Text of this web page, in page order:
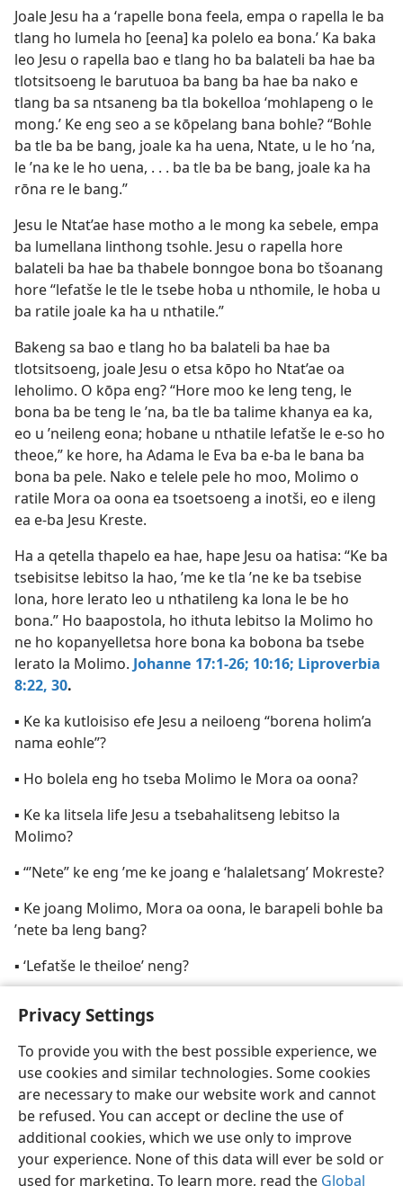
Privacy Settings
To provide you with the best possible experience, we
use cookies and similar technologies. Some cookies
are necessary to make our website work and cannot
be refused. You can accept or decline the use of
additional cookies, which we use only to improve
your experience. None of this data will ever be sold or
used for marketing. To learn more, read the Global
Joale Jesu ha a ‘rapelle bona feela, empa o rapella le ba
tlang ho lumela ho [eena] ka polelo ea bona.’ Ka baka
leo Jesu o rapella bao e tlang ho ba balateli ba hae ba
tlotsitsoeng le barutuoa ba bang ba hae ba nako e
tlang ba sa ntsaneng ba tla bokelloa ‘mohlapeng o le
mong.’ Ke eng seo a se kōpelang bana bohle? “Bohle
ba tle ba be bang, joale ka ha uena, Ntate, u le ho ’na,
le ’na ke le ho uena, . . . ba tle ba be bang, joale ka ha
rōna re le bang.”
Jesu le Ntat’ae hase motho a le mong ka sebele, empa
ba lumellana linthong tsohle. Jesu o rapella hore
balateli ba hae ba thabele bonngoe bona bo tšoanang
hore “lefatše le tle le tsebe hoba u nthomile, le hoba u
ba ratile joale ka ha u nthatile.”
Bakeng sa bao e tlang ho ba balateli ba hae ba
tlotsitsoeng, joale Jesu o etsa kōpo ho Ntat’ae oa
leholimo. O kōpa eng? “Hore moo ke leng teng, le
bona ba be teng le ’na, ba tle ba talime khanya ea ka,
eo u ’neileng eona; hobane u nthatile lefatše le e-so ho
theoe,” ke hore, ha Adama le Eva ba e-ba le bana ba
bona ba pele. Nako e telele pele ho moo, Molimo o
ratile Mora oa oona ea tsoetsoeng a inotši, eo e ileng
ea e-ba Jesu Kreste.
Ha a qetella thapelo ea hae, hape Jesu oa hatisa: “Ke ba
tsebisitse lebitso la hao, ’me ke tla ’ne ke ba tsebise
lona, hore lerato leo u nthatileng ka lona le be ho
bona.” Ho baapostola, ho ithuta lebitso la Molimo ho
ne ho kopanyelletsa hore bona ka bobona ba tsebe
lerato la Molimo. Johanne 17:1-26; 10:16; Liproverbia
8:22, 30.
▪ Ke ka kutloisiso efe Jesu a neiloeng “borena holim’a
nama eohle”?
▪ Ho bolela eng ho tseba Molimo le Mora oa oona?
▪ Ke ka litsela life Jesu a tsebahalitseng lebitso la
Molimo?
▪ “’Nete” ke eng ’me ke joang e ‘halaletsang’ Mokreste?
▪ Ke joang Molimo, Mora oa oona, le barapeli bohle ba
’nete ba leng bang?
▪ ‘Lefatše le theiloe’ neng?
Sesotho (Lesotho) Romela Ikhethele
Copyright© 2026 Watch Tower Bible and Tract Society of Pennsylvania
Melao ea Tšebeliso
Tumellano ea ho Boloka Lekunutu
Privacy Settings
JW.ORG Kena